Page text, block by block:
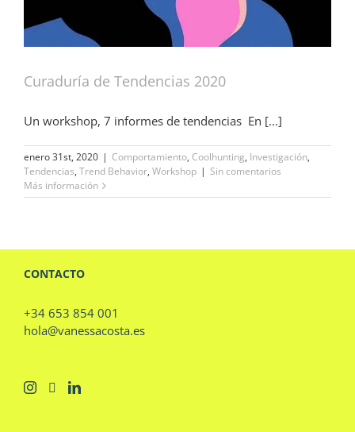
Curaduría de Tendencias 2020
Un workshop, 7 informes de tendencias En [...]
enero 31st, 2020 | Comportamiento, Coolhunting, Investigación,
Tendencias, Trend Behavior, Workshop | Sin comentarios
Más información
CONTACTO
+34 653 854 001
hola@vanessacosta.es